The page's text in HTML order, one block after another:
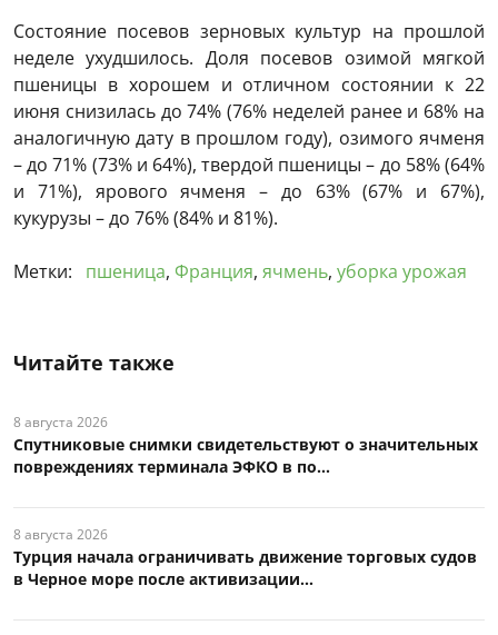
Состояние посевов зерновых культур на прошлой
неделе ухудшилось. Доля посевов озимой мягкой
пшеницы в хорошем и отличном состоянии к 22
июня снизилась до 74% (76% неделей ранее и 68% на
аналогичную дату в прошлом году), озимого ячменя
– до 71% (73% и 64%), твердой пшеницы – до 58% (64%
и 71%), ярового ячменя – до 63% (67% и 67%),
кукурузы – до 76% (84% и 81%).
Метки: пшеница, Франция, ячмень, уборка урожая
Читайте также
8 августа 2026
Спутниковые снимки свидетельствуют о значительных
повреждениях терминала ЭФКО в по...
8 августа 2026
Турция начала ограничивать движение торговых судов
в Черное море после активизации...